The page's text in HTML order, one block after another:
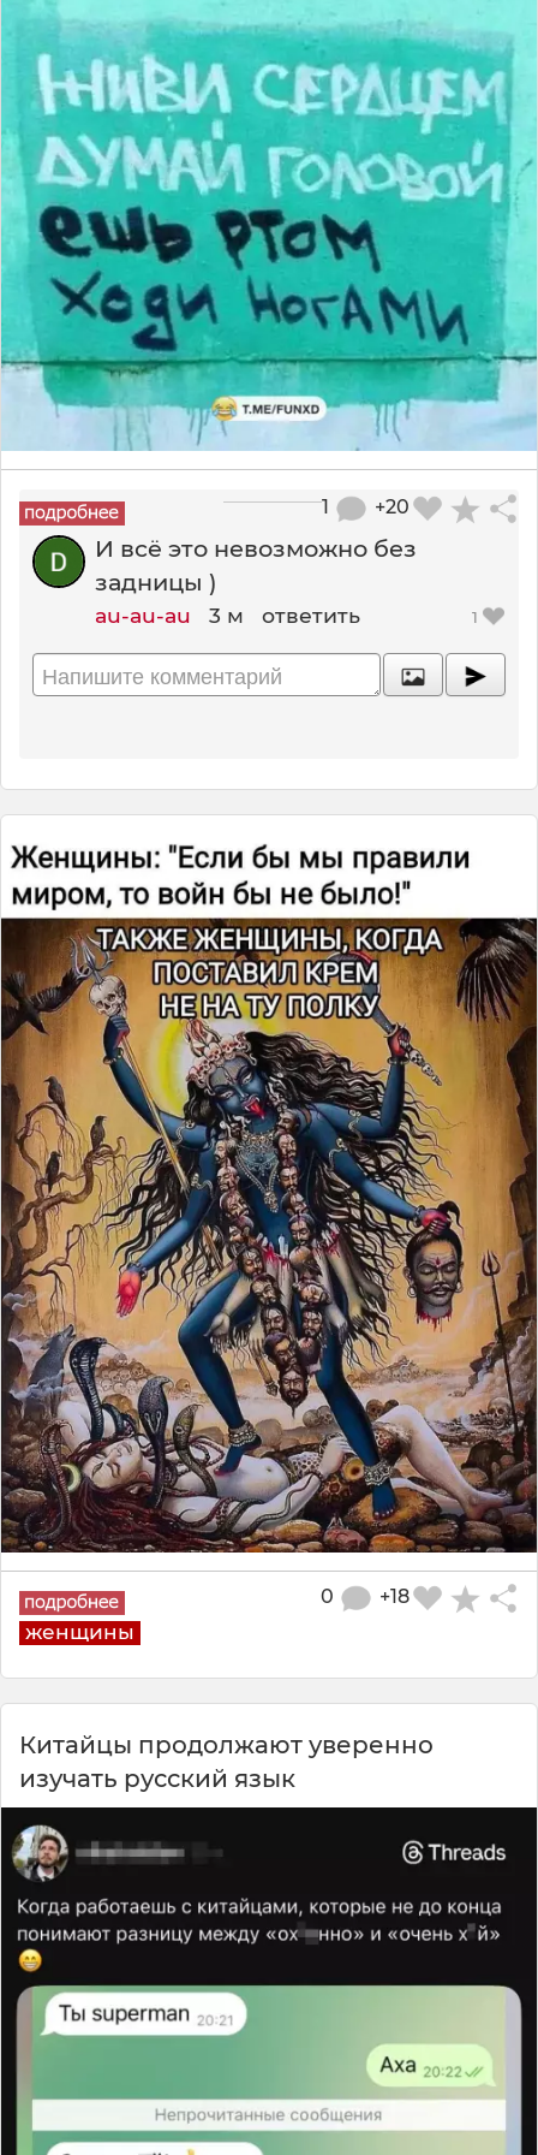
+20
1
И всё это невозможно без
задницы )
au-au-au 3 м ответить 1
женщины
+18
0
Китайцы продолжают уверенно
изучать русский язык